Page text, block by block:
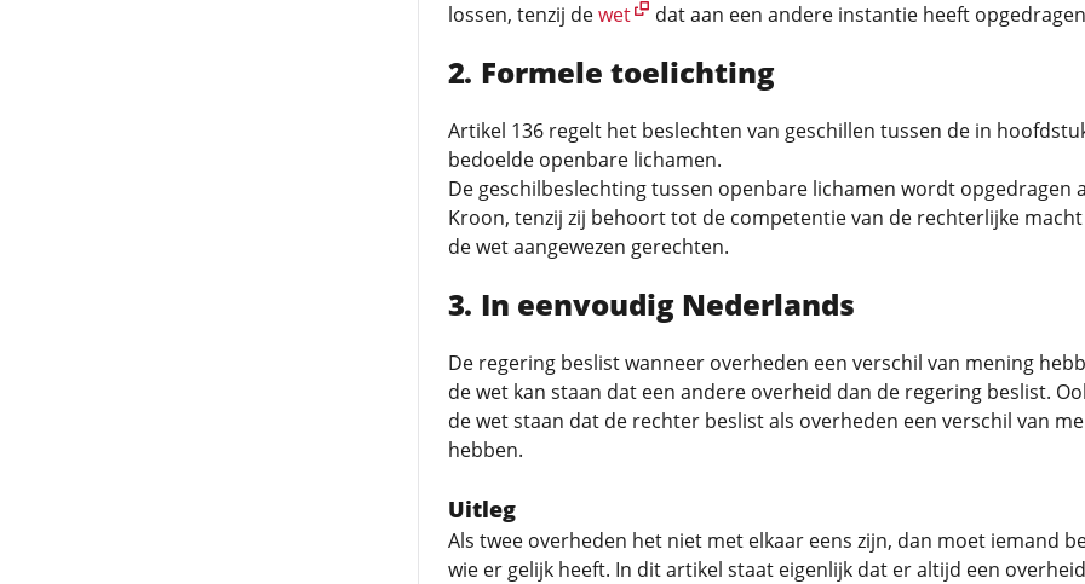
lossen, tenzij dewet dat aan een andere instantie heeft
Formele toelichting
Artikel 136 regelt het beslechten van geschillen tussen de in
bedoelde openbare lichamen.
De geschilbeslechting tussen openbare lichamen wordt opgedragen
Kroon, tenzij zij behoort tot de competentie van de rechterlijke
de wet aangewezen gerechten.
In eenvoudig Nederlands
De regering beslist wanneer overheden een verschil van mening
de wet kan staan dat een andere overheid dan de regering beslist.
de wet staan dat de rechter beslist als overheden een verschil van
hebben.
Uitleg
Als twee overheden het niet met elkaar eens zijn, dan moet iemand
wie er gelijk heeft. In dit artikel staat eigenlijk dat er altijd een